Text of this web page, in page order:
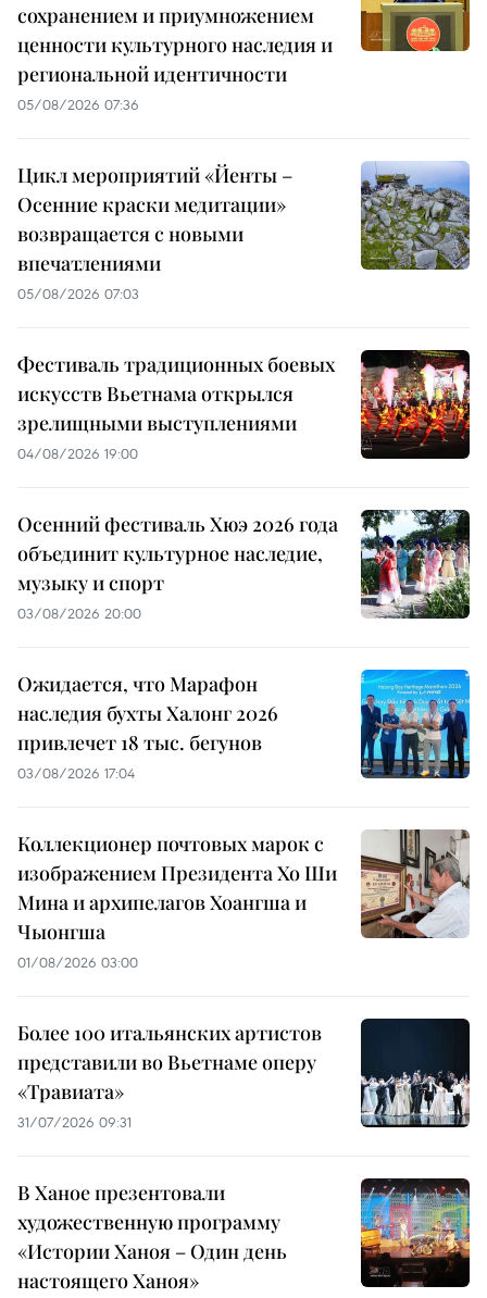
сохранением и приумножением
ценности культурного наследия и
региональной идентичности
05/08/2026 07:36
Цикл мероприятий «Йенты –
Осенние краски медитации»
возвращается с новыми
впечатлениями
05/08/2026 07:03
Фестиваль традиционных боевых
искусств Вьетнама открылся
зрелищными выступлениями
04/08/2026 19:00
Осенний фестиваль Хюэ 2026 года
объединит культурное наследие,
музыку и спорт
03/08/2026 20:00
Ожидается, что Марафон
наследия бухты Халонг 2026
привлечет 18 тыс. бегунов
03/08/2026 17:04
Коллекционер почтовых марок с
изображением Президента Хо Ши
Мина и архипелагов Хоангша и
Чыонгша
01/08/2026 03:00
Более 100 итальянских артистов
представили во Вьетнаме оперу
«Травиата»
31/07/2026 09:31
В Ханое презентовали
художественную программу
«Истории Ханоя – Один день
настоящего Ханоя»